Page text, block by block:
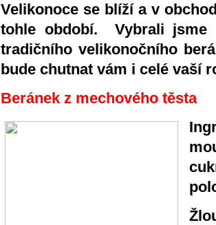
Velikonoce se blíží a v
tohle období. Vybrali jsme
tradičního velikonočního
bude chutnat vám i celé vaší
Beránek z mechového těsta